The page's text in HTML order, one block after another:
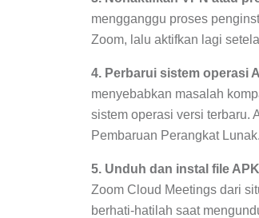
mengganggu proses
Zoom, lalu aktifkan lagi
4. Perbarui sistem operasi
menyebabkan masalah
sistem operasi versi terbaru.
Pembaruan Perangkat Lunak.
5. Unduh dan instal file
Zoom Cloud Meetings dari
berhati-hatilah saat